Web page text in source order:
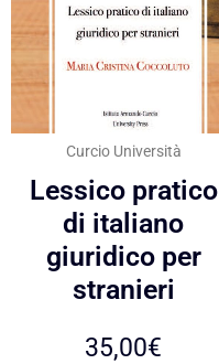
Curcio Università
Lessico pratico
di italiano
giuridico per
stranieri
35,00€